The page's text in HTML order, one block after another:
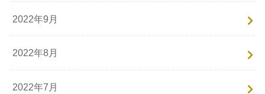
2022年9月
2022年8月
2022年7月